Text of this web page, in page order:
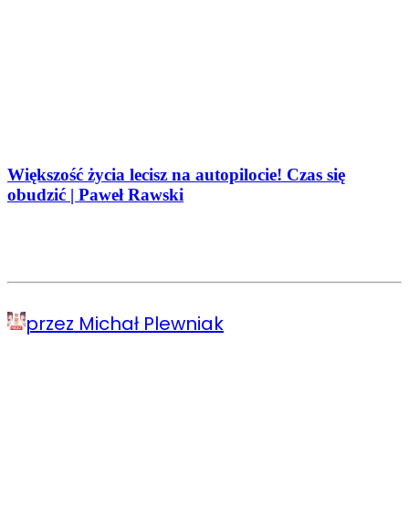
Większość życia lecisz na autopilocie! Czas się
obudzić | Paweł Rawski
przez Michał Plewniak